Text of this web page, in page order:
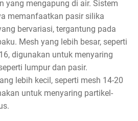
yang mengapung di air. Sistem
memanfaatkan pasir silika
bervariasi, tergantung pada
Mesh yang lebih besar, seperti
digunakan untuk menyaring
lumpur dan pasir.
lebih kecil, seperti mesh 14-20
untuk menyaring partikel-